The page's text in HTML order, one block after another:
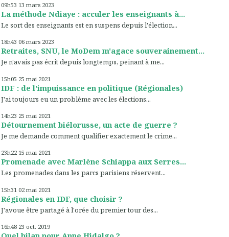
09h53 13 mars 2023
La méthode Ndiaye : acculer les enseignants à...
Le sort des enseignants est en suspens depuis l'élection...
18h43 06 mars 2023
Retraites, SNU, le MoDem m'agace souverainement...
Je n'avais pas écrit depuis longtemps, peinant à me...
15h05 25 mai 2021
IDF : de l'impuissance en politique (Régionales)
J'ai toujours eu un problème avec les élections...
14h23 25 mai 2021
Détournement biélorusse, un acte de guerre ?
Je me demande comment qualifier exactement le crime...
23h22 15 mai 2021
Promenade avec Marlène Schiappa aux Serres...
Les promenades dans les parcs parisiens réservent...
15h31 02 mai 2021
Régionales en IDF, que choisir ?
J'avoue être partagé à l'orée du premier tour des...
16h48 23 oct. 2019